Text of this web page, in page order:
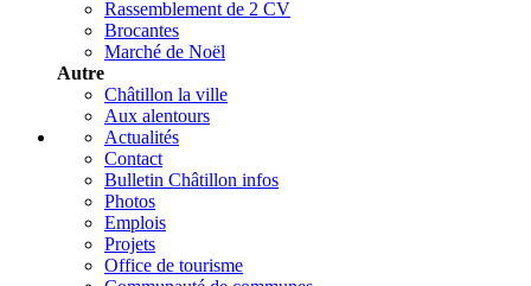
Rassemblement de 2 CV
Brocantes
Marché de Noël
Autre
Châtillon la ville
Aux alentours
Actualités
Contact
Bulletin Châtillon infos
Photos
Emplois
Projets
Office de tourisme